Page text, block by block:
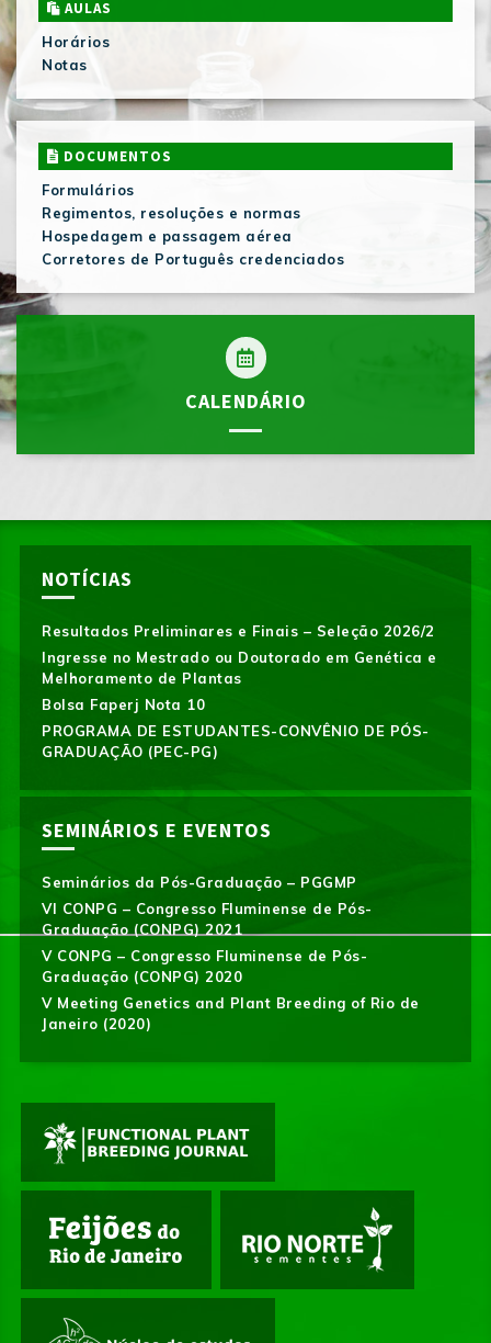
AULAS
Horários
Notas
DOCUMENTOS
Formulários
Regimentos, resoluções e normas
Hospedagem e passagem aérea
Corretores de Português credenciados
CALENDÁRIO
NOTÍCIAS
Resultados Preliminares e Finais – Seleção 2026/2
Ingresse no Mestrado ou Doutorado em Genética e
Melhoramento de Plantas
Bolsa Faperj Nota 10
PROGRAMA DE ESTUDANTES-CONVÊNIO DE PÓS-
GRADUAÇÃO (PEC-PG)
SEMINÁRIOS E EVENTOS
Seminários da Pós-Graduação – PGGMP
VI CONPG – Congresso Fluminense de Pós-
Graduação (CONPG) 2021
V CONPG – Congresso Fluminense de Pós-
Graduação (CONPG) 2020
V Meeting Genetics and Plant Breeding of Rio de
Janeiro (2020)